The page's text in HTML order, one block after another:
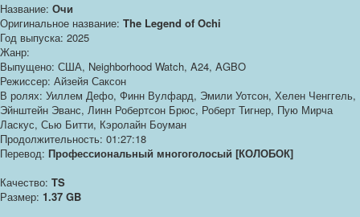
Название: Очи
Оригинальное название: The Legend of Ochi
Год выпуска: 2025
Жанр:
Выпущено: США, Neighborhood Watch, A24, AGBO
Режиссер: Айзейя Саксон
В ролях: Уиллем Дефо, Финн Вулфард, Эмили Уотсон, Хелен Ченггель,
Эйнштейн Эванс, Линн Робертсон Брюс, Роберт Тигнер, Пую Мирча
Ласкус, Сью Битти, Кэролайн Боуман
Продолжительность: 01:27:18
Перевод: Профессиональный многоголосый [КОЛОБОК]
Качество: TS
Размер: 1.37 GB